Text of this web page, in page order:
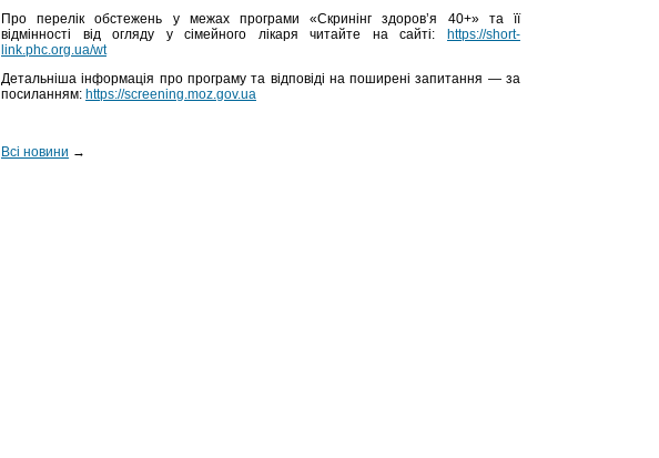
Про перелік обстежень у межах програми «Скринінг здоров’я 40+» та її
відмінності від огляду у сімейного лікаря читайте на сайті: https://short-
link.phc.org.ua/wt
Детальніша інформація про програму та відповіді на поширені запитання — за
посиланням: https://screening.moz.gov.ua
Всі новини →